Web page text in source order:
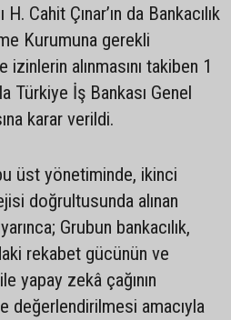
Cahit Çınar’ın da Bankacılık
Kurumuna gerekli
izinlerin alınmasını takiben 1
Türkiye İş Bankası Genel
karar verildi.
üst yönetiminde, ikinci
doğrultusunda alınan
Grubun bankacılık,
rekabet gücünün ve
yapay zekâ çağının
değerlendirilmesi amacıyla